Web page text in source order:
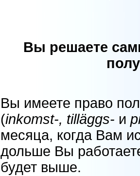
Вы решаете
Вы имеете право
(inkomst-, tilläggs- и
месяца, когда Вам
дольше Вы
будет выше.